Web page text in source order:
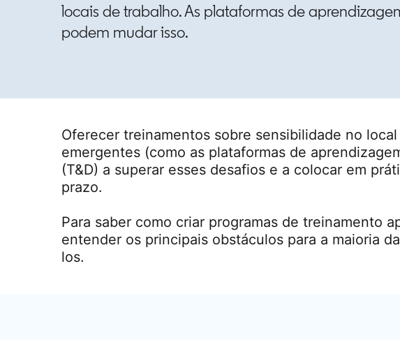
locais de trabalho. As plataformas de
podem mudar isso.
Oferecer treinamentos sobre sensibilidade no
emergentes (como as plataformas de
(T&D) a superar esses desafios e a colocar em
prazo.
Para saber como criar programas de treinamento
entender os principais obstáculos para a maioria
los.